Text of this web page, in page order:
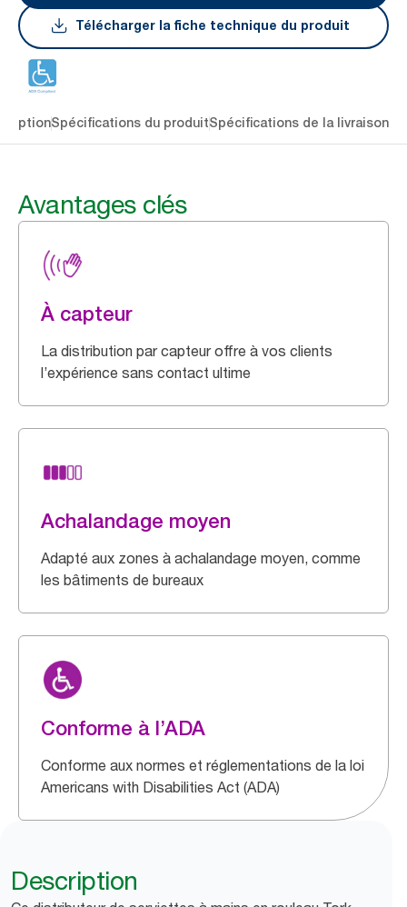
Télécharger la fiche technique du produit
Spécifications du produitSpécifications de la livraison
Avantages clés
À capteur
La distribution par capteur offre à vos clients
l’expérience sans contact ultime
Achalandage moyen
Adapté aux zones à achalandage moyen, comme
les bâtiments de bureaux
Conforme à l’ADA
Conforme aux normes et réglementations de la loi
Americans with Disabilities Act (ADA)
Description